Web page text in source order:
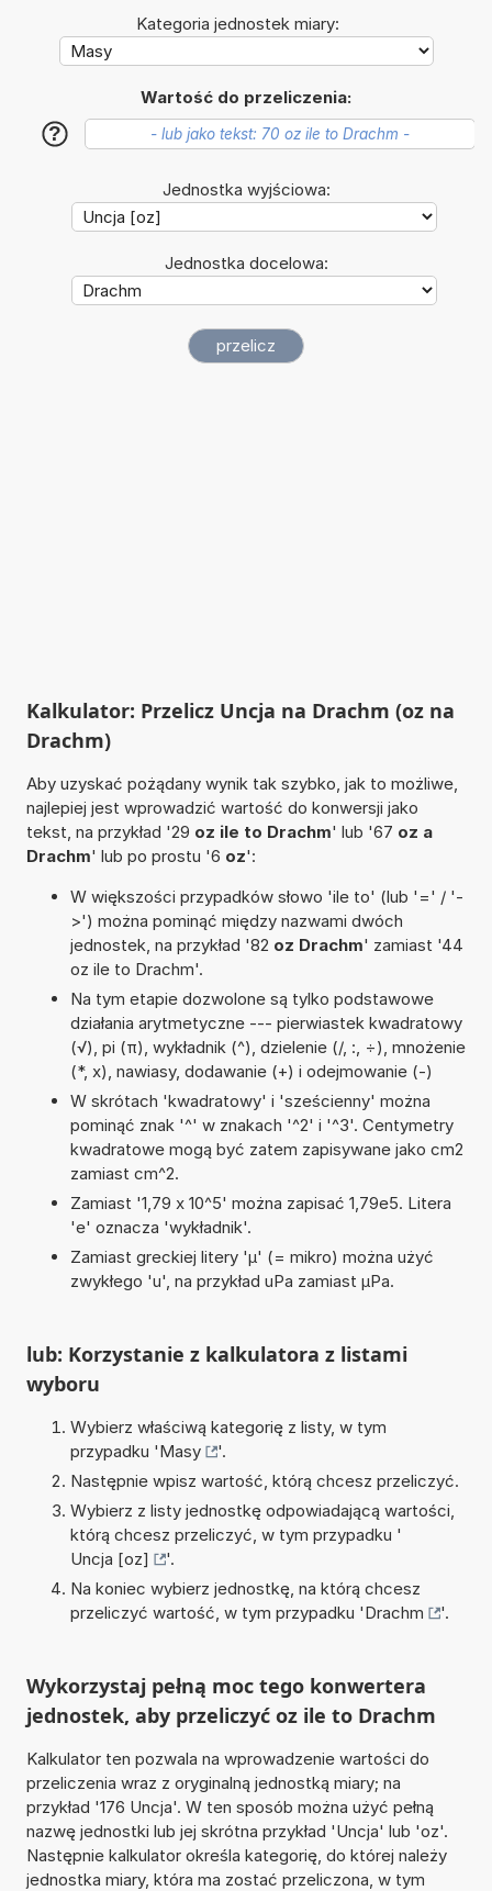
Kategoria jednostek miary:
Wartość do przeliczenia:
?
Jednostka wyjściowa:
Jednostka docelowa:
Kalkulator: Przelicz Uncja na Drachm (oz na
Drachm)
Aby uzyskać pożądany wynik tak szybko, jak to możliwe,
najlepiej jest wprowadzić wartość do konwersji jako
tekst, na przykład '29 oz ile to Drachm' lub '67 oz a
Drachm' lub po prostu '6 oz':
W większości przypadków słowo 'ile to' (lub '=' / '-
>') można pominąć między nazwami dwóch
jednostek, na przykład '82 oz Drachm' zamiast '44
oz ile to Drachm'.
Na tym etapie dozwolone są tylko podstawowe
działania arytmetyczne --- pierwiastek kwadratowy
(√), pi (π), wykładnik (^), dzielenie (/, :, ÷), mnożenie
(*, x), nawiasy, dodawanie (+) i odejmowanie (-)
W skrótach 'kwadratowy' i 'sześcienny' można
pominąć znak '^' w znakach '^2' i '^3'. Centymetry
kwadratowe mogą być zatem zapisywane jako cm2
zamiast cm^2.
Zamiast '1,79 x 10^5' można zapisać 1,79e5. Litera
'e' oznacza 'wykładnik'.
Zamiast greckiej litery 'µ' (= mikro) można użyć
zwykłego 'u', na przykład uPa zamiast µPa.
lub: Korzystanie z kalkulatora z listami
wyboru
Wybierz właściwą kategorię z listy, w tym
przypadku 'Masy
'.
Następnie wpisz wartość, którą chcesz przeliczyć.
Wybierz z listy jednostkę odpowiadającą wartości,
którą chcesz przeliczyć, w tym przypadku '
Uncja [oz]
'.
Na koniec wybierz jednostkę, na którą chcesz
przeliczyć wartość, w tym przypadku 'Drachm '.
Wykorzystaj pełną moc tego konwertera
jednostek, aby przeliczyć oz ile to Drachm
Kalkulator ten pozwala na wprowadzenie wartości do
przeliczenia wraz z oryginalną jednostką miary; na
przykład '176 Uncja'. W ten sposób można użyć pełną
nazwę jednostki lub jej skrótna przykład 'Uncja' lub 'oz'.
Następnie kalkulator określa kategorię, do której należy
jednostka miary, która ma zostać przeliczona, w tym